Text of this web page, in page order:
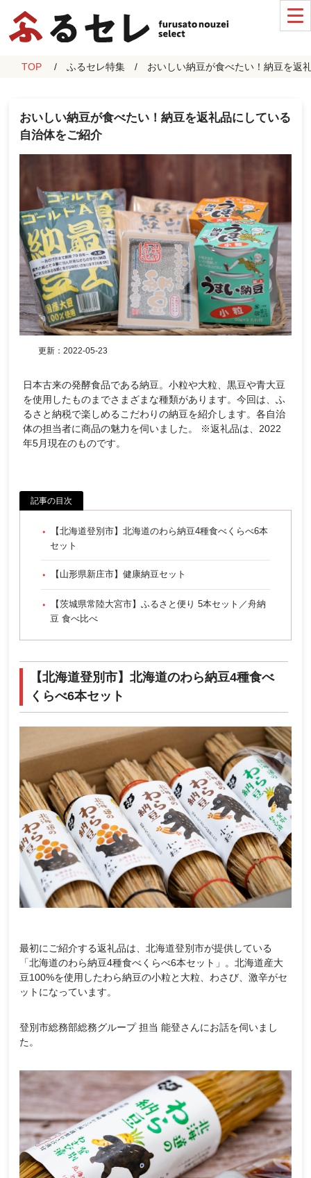
TOP ふるセレ特集 おいしい納豆が食べたい！納豆を返
おいしい納豆が食べたい！納豆を返礼品にしている
自治体をご紹介
更新：2022-05-23
日本古来の発酵食品である納豆。小粒や大粒、黒豆や青大豆
を使用したものまでさまざまな種類があります。今回は、ふ
るさと納税で楽しめるこだわりの納豆を紹介します。各自治
体の担当者に商品の魅力を伺いました。 ※返礼品は、2022
年5月現在のものです。
記事の目次
【北海道登別市】北海道のわら納豆4種食べくらべ6本
セット
【山形県新庄市】健康納豆セット
【茨城県常陸大宮市】ふるさと便り 5本セット／舟納
豆 食べ比べ
【北海道登別市】北海道のわら納豆4種食べ
くらべ6本セット
最初にご紹介する返礼品は、北海道登別市が提供している
「北海道のわら納豆4種食べくらべ6本セット」。北海道産大
豆100%を使用したわら納豆の小粒と大粒、わさび、激辛がセ
ットになっています。
登別市総務部総務グループ 担当 能登さんにお話を伺いまし
た。